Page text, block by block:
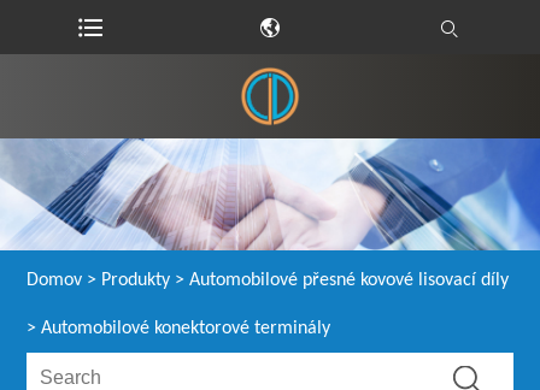
Domov > Produkty >Automobilové přesné kovové lisovací díly
> Automobilové konektorové terminály